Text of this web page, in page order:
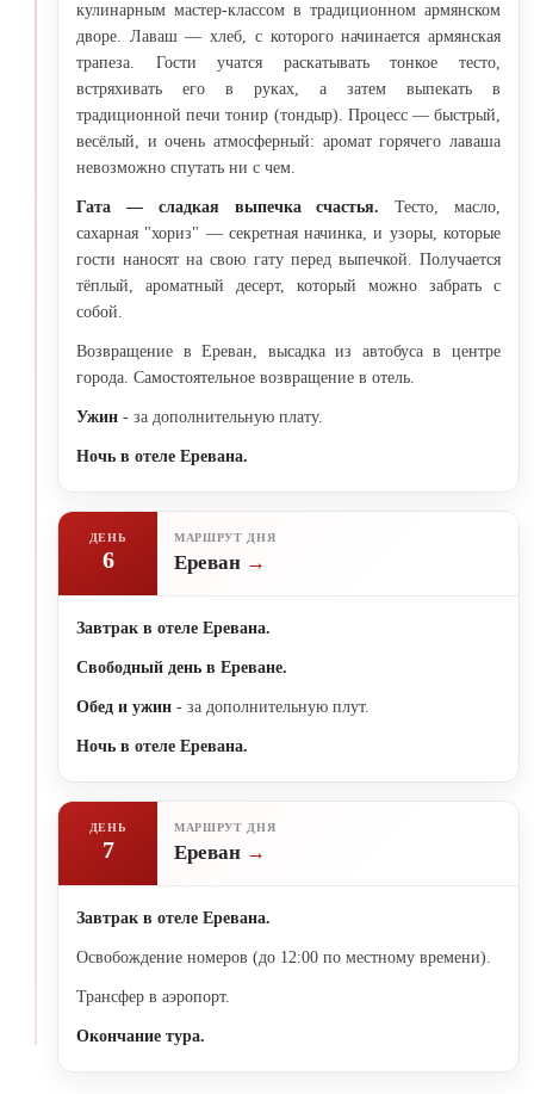
кулинарным мастер-классом в традиционном армянском
дворе. Лаваш — хлеб, с которого начинается армянская
трапеза. Гости учатся раскатывать тонкое тесто,
встряхивать его в руках, а затем выпекать в
традиционной печи тонир (тондыр). Процесс — быстрый,
весёлый, и очень атмосферный: аромат горячего лаваша
невозможно спутать ни с чем.
Гата — сладкая выпечка счастья.Тесто, масло,
сахарная "хориз" — секретная начинка, и узоры, которые
гости наносят на свою гату перед выпечкой. Получается
тёплый, ароматный десерт, который можно забрать с
собой.
Возвращение в Ереван, высадка из автобуса в центре
города. Самостоятельное возвращение в отель.
Ужин - за дополнительную плату.
Ночь в отеле Еревана.
ДЕНЬ
6
МАРШРУТ ДНЯ
Ереван
Завтрак в отеле Еревана.
Свободный день в Ереване.
Обед и ужин - за дополнительную плут.
Ночь в отеле Еревана.
ДЕНЬ
7
МАРШРУТ ДНЯ
Ереван
Завтрак в отеле Еревана.
Освобождение номеров (до 12:00 по местному времени).
Трансфер в аэропорт.
Окончание тура.